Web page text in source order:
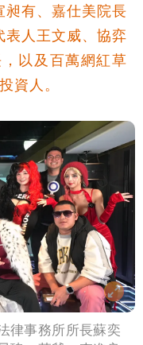
員揭「洗標編
率飆81％ 台積
現身！交往原因
薪資99K！工作
雨3天「這區下
遭罰25萬 業者
有、嘉仕美院長
人王文威、協弈
以及百萬網紅草
資人。
律事務所所長蘇奕